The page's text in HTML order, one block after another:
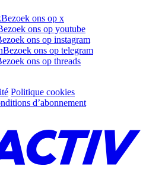
Bezoek ons op x
ons op youtube
ons op instagram
Bezoek ons op telegram
ons op threads
Politique cookies
d’abonnement